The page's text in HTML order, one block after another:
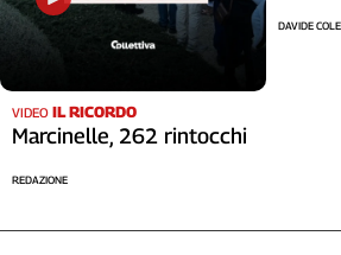
VIDEO IL RICORDO
Marcinelle, 262 rintocchi
REDAZIONE
DAVIDE